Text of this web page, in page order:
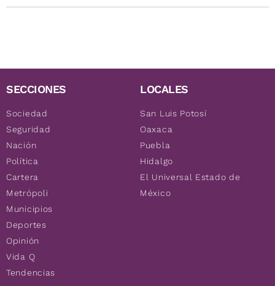
SECCIONES
Sociedad
Seguridad
Nación
Política
Cartera
Metrópoli
Municipios
Deportes
Opinión
Vida Q
Tendencias
LOCALES
San Luis Potosí
Oaxaca
Puebla
Hidalgo
El Universal Estado de
México